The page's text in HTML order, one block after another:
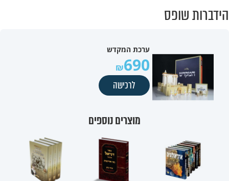
הידברות שופס
ערכת המקדש
690
לרכישה
מוצרים נוספים